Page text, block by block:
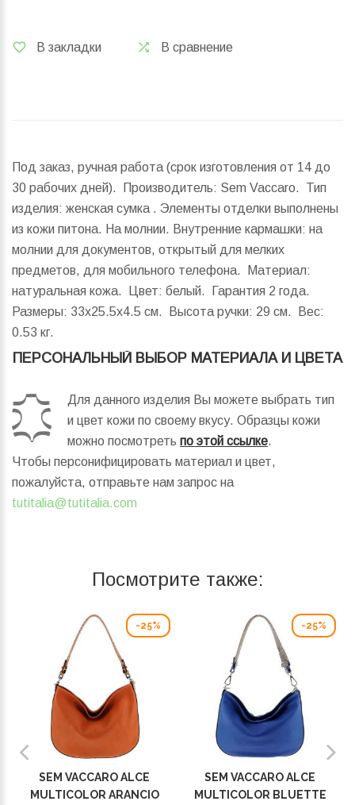
В закладки В сравнение
Под заказ, ручная работа (срок изготовления от 14 до
30 рабочих дней). Производитель: Sem Vaccaro. Тип
изделия: женская сумка . Элементы отделки выполнены
из кожи питона. На молнии. Внутренние кармашки: на
молнии для документов, открытый для мелких
предметов, для мобильного телефона. Материал:
натуральная кожа. Цвет: белый. Гарантия 2 года.
Размеры: 33x25.5x4.5 см. Высота ручки: 29 см.
Вес:
0.53 кг.
ПЕРСОНАЛЬНЫЙ ВЫБОР МАТЕРИАЛА И ЦВЕТА
Для данного изделия Вы можете выбрать тип
и цвет кожи по своему вкусу. Образцы кожи
можно посмотреть по этой ссылке.
Чтобы персонифицировать материал и цвет,
пожалуйста, отправьте нам запрос на
tutitalia@tutitalia.com
Посмотрите также:
-25%
SEM VACCARO ALCE
MULTICOLOR ARANCIO
-25%
SEM VACCARO ALCE
MULTICOLOR BLUETTE